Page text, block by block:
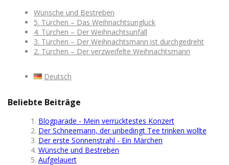
Wünsche und Bestreben
5. Türchen – Das Weihnachtsunglück
4. Türchen – Der Weihnachtsunfall
3. Türchen – Der Weihnachtsmann ist durchgedreht
2. Türchen – Der verzweifelte Weihnachtsmann
Deutsch
Beliebte Beiträge
Blogparade - Mein verrücktestes Konzert
Der Schneemann, der unbedingt Tee trinken wollte
Der erste Sonnenstrahl - Ein Märchen
Wünsche und Bestreben
Aufgelauert